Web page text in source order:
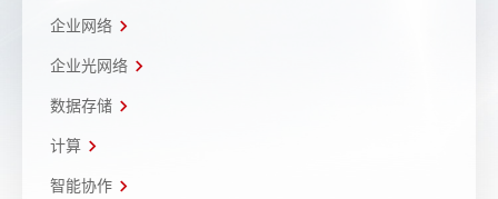
企业网络
企业光网络
数据存储
计算
智能协作